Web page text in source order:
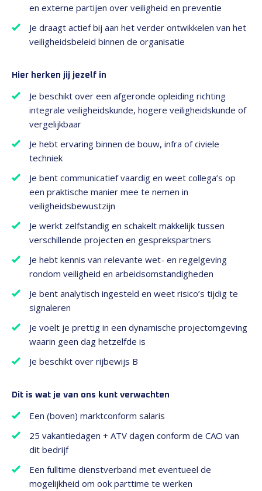
en externe partijen over veiligheid en preventie
Je draagt actief bij aan het verder ontwikkelen van het
veiligheidsbeleid binnen de organisatie
Hier herken jij jezelf in
Je beschikt over een afgeronde opleiding richting
integrale veiligheidskunde, hogere veiligheidskunde of
vergelijkbaar
Je hebt ervaring binnen de bouw, infra of civiele
techniek
Je bent communicatief vaardig en weet collega’s op
een praktische manier mee te nemen in
veiligheidsbewustzijn
Je werkt zelfstandig en schakelt makkelijk tussen
verschillende projecten en gesprekspartners
Je hebt kennis van relevante wet- en regelgeving
rondom veiligheid en arbeidsomstandigheden
Je bent analytisch ingesteld en weet risico’s tijdig te
signaleren
Je voelt je prettig in een dynamische projectomgeving
waarin geen dag hetzelfde is
Je beschikt over rijbewijs B
Dit is wat je van ons kunt verwachten
Een (boven) marktconform salaris
25 vakantiedagen + ATV dagen conform de CAO van
dit bedrijf
Een fulltime dienstverband met eventueel de
mogelijkheid om ook parttime te werken